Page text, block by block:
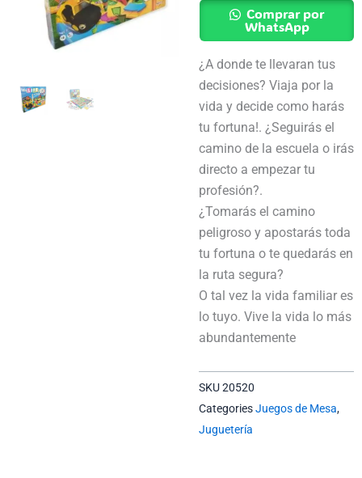
¿A donde te llevaran tus
decisiones? Viaja por la
vida y decide como harás
tu fortuna!. ¿Seguirás el
camino de la escuela o irás
directo a empezar tu
profesión?.
¿Tomarás el camino
peligroso y apostarás toda
tu fortuna o te quedarás en
la ruta segura?
O tal vez la vida familiar es
lo tuyo. Vive la vida lo más
abundantemente
Argentina
cantidad
Comprar por
WhatsApp
SKU20520
CategoriesJuegos de Mesa,
Juguetería